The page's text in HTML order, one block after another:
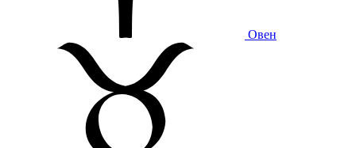
Овен